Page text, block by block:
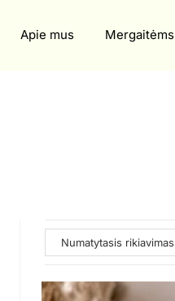
Apie mus Mergaitėms